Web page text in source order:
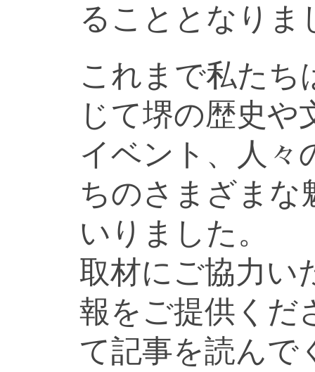
ることとなりま
これまで私たち
じて堺の歴史や
イベント、人々
ちのさまざまな
いりました。
取材にご協力い
報をご提供くだ
て記事を読んで